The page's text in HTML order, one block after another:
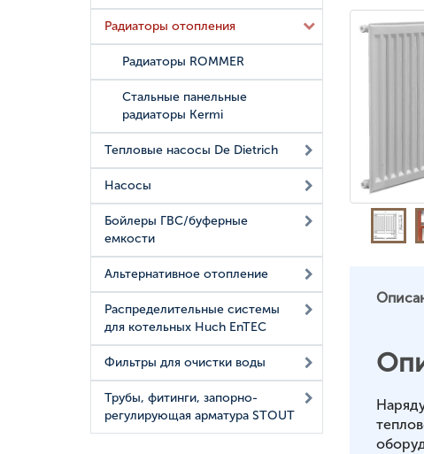
Радиаторы отопления
Радиаторы ROMMER
Стальные панельные
радиаторы Kermi
Тепловые насосы De Dietrich
Насосы
Бойлеры ГВС/буферные
емкости
Альтернативное отопление
Распределительные системы
для котельных Huch EnTEC
Фильтры для очистки воды
Трубы, фитинги, запорно-
регулирующая арматура STOUT